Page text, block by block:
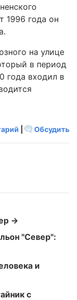
1996 года он
на улице
в период
года входил в
Обсудить
→
"Север":
и
с